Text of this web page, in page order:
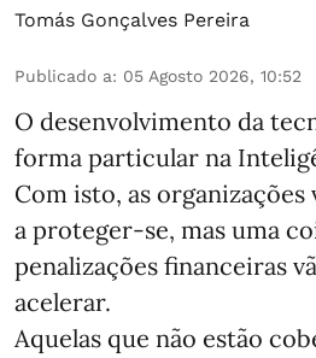
Tomás Gonçalves Pereira
Publicado a: 05 Agosto 2026, 10:52
O desenvolvimento da
forma particular na
Com isto, as
a proteger-se, mas uma
penalizações financeiras
acelerar.
Aquelas que não estão